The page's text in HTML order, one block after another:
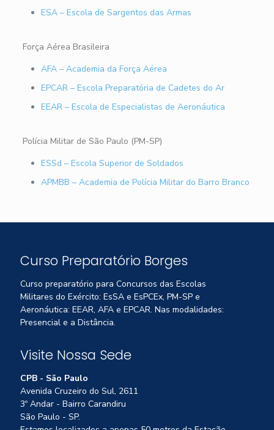
ESA – Escola de Sargentos das Armas
Força Aérea Brasileira
AFA – Academia da Força Aérea
EPCAR – Escola Preparatória de Cadetes do Ar
EEAR – Escola de Especialistas de Aeronáutica
Polícia Militar de São Paulo (PM-SP)
ESSd – Escola Superior de Soldados
APMBB – Academia de Polícia Militar do Barro Branco
Curso Preparatório Borges
Curso preparatório para Concursos das Escolas
Militares do Exército: EsSA e EsPCEx, PM-SP e
Aeronáutica: EEAR, AFA e EPCAR. Nas modalidades:
Presencial e a Distância.
Visite Nossa Sede
CPB - São Paulo
Avenida Cruzeiro do Sul, 2611
3º Andar - Bairro Carandiru
São Paulo - SP.